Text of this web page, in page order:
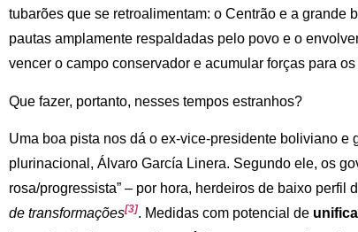
tubarões que se retroalimentam: o Centrão e a grande
pautas amplamente respaldadas pelo povo e o
vencer o campo conservador e acumular forças para
Que fazer, portanto, nesses tempos estranhos?
Uma boa pista nos dá o ex-vice-presidente boliviano e
plurinacional, Álvaro García Linera. Segundo ele, os
rosa/progressista” – por hora, herdeiros de baixo perfil
de transformações[3]. Medidas com potencial de